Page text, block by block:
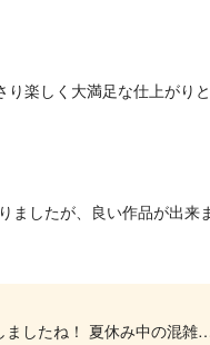
楽しく大満足な仕上がり
ましたが、良い作品が出来
この度はご来店いただきありがとうございます。素敵な作品が完成しましたね！ 夏休み中の混雑で行き届かない点も